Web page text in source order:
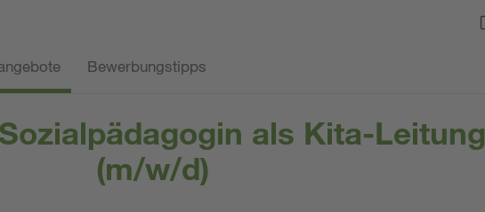
Bewerbungstipps
als Kita-Leitung
(m/w/d)